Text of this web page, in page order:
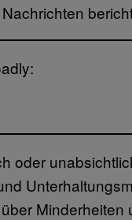
oder
Minderheiten